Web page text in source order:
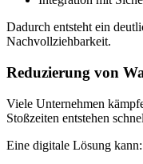
Dadurch entsteht ein
Nachvollziehbarkeit.
Reduzierung von
Viele Unternehmen
Stoßzeiten entstehen
Eine digitale Lösung kann: